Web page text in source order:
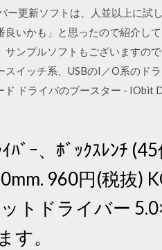
ー更新ソフトは、人並以上に
良いかも」と思ったので紹介し
ンプルソフトもございますの
イッチ系、USBのI／O系のド
ド ドライバのブースター -
ﾊﾞｰ、ﾎﾞｯｸｽﾚﾝﾁ
960円(税抜)
トドライバー
す。